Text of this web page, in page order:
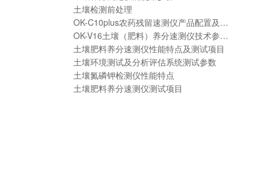
土壤检测前处理
OK-C10plus农药残留速测仪产品配置及清单
OK-V16土壤（肥料）养分速测仪技术参数及配置
土壤肥料养分速测仪性能特点及测试项目
土壤环境测试及分析评估系统测试参数
土壤氮磷钾检测仪性能特点
土壤肥料养分速测仪测试项目